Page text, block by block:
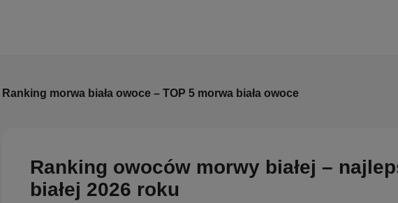
Ranking morwa biała owoce – TOP 5 morwa biała owoce
Ranking owoców morwy białej –
białej 2026 roku